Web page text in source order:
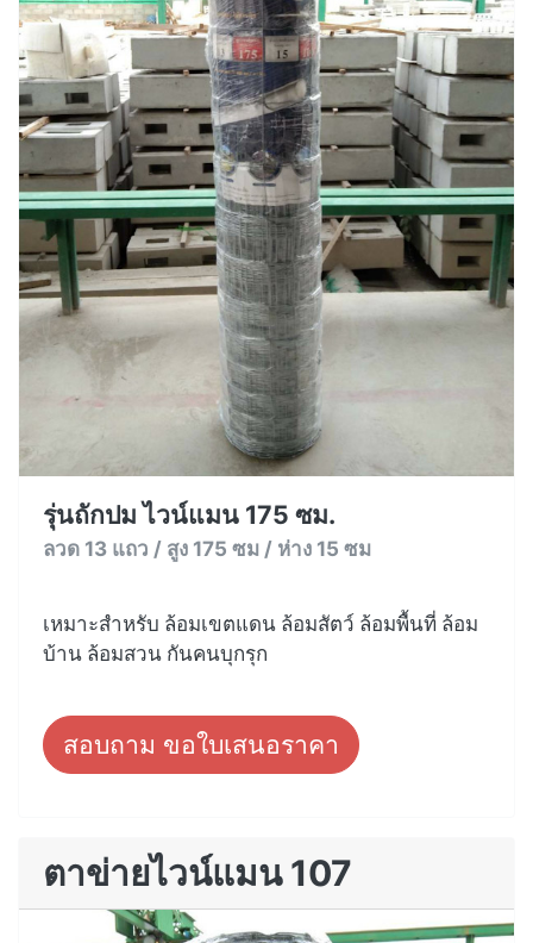
รุ่นถักปม ไวน์แมน 175 ซม.
ลวด 13 แถว / สูง 175 ซม / ห่าง 15 ซม
เหมาะสำหรับ ล้อมเขตแดน ล้อมสัตว์ ล้อมพื้นที่ ล้อม
บ้าน ล้อมสวน กันคนบุกรุก
สอบถาม ขอใบเสนอราคา
ตาข่ายไวน์แมน 107